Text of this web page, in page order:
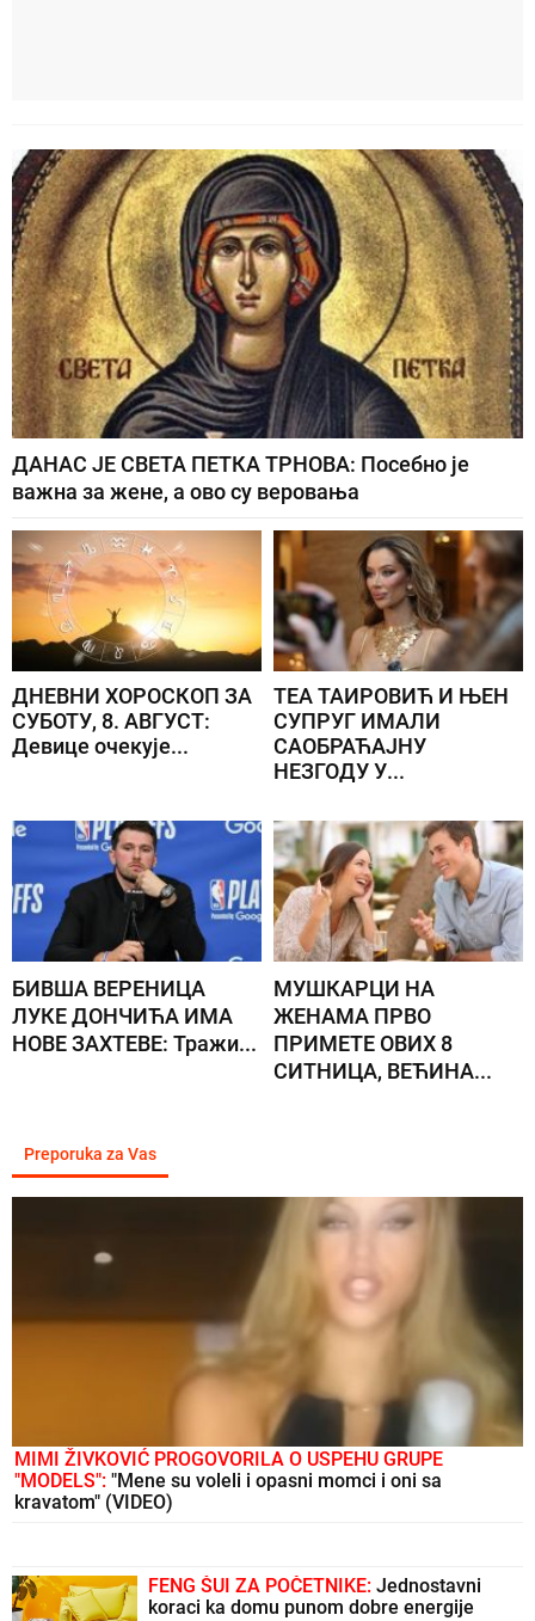
ДАНАС ЈЕ СВЕТА ПЕТКА ТРНОВА: Посебно је
важна за жене, а ово су веровања
ДНЕВНИ ХОРОСКОП ЗА
СУБОТУ, 8. АВГУСТ:
Девице очекује...
ТЕА ТАИРОВИЋ И ЊЕН
СУПРУГ ИМАЛИ
САОБРАЋАЈНУ
НЕЗГОДУ У...
БИВША ВЕРЕНИЦА
ЛУКЕ ДОНЧИЋА ИМА
НОВЕ ЗАХТЕВЕ: Тражи...
МУШКАРЦИ НА
ЖЕНАМА ПРВО
ПРИМЕТЕ ОВИХ 8
СИТНИЦА, ВЕЋИНА...
Preporuka za Vas
MIMI ŽIVKOVIĆ PROGOVORILA O USPEHU GRUPE
"MODELS": "Mene su voleli i opasni momci i oni sa
kravatom" (VIDEO)
FENG ŠUI ZA POČETNIKE: Jednostavni
koraci ka domu punom dobre energije